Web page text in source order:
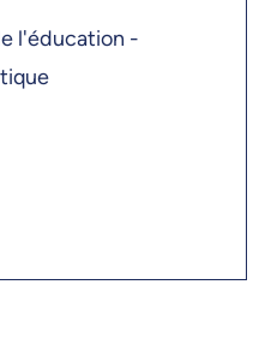
l'éducation -